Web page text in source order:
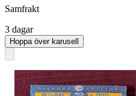
Samfrakt
3 dagar
Hoppa över karusell